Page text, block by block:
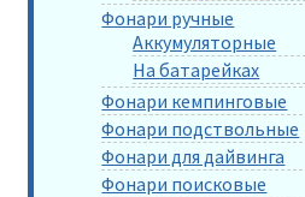
Фонари ручные
Аккумуляторные
На батарейках
Фонари кемпинговые
Фонари подствольные
Фонари для дайвинга
Фонари поисковые